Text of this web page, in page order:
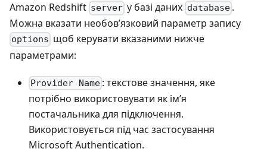
Amazon Redshift server у базі даних database.
Можна вказати необов’язковий параметр запису
options щоб керувати вказаними нижче
параметрами:
Provider Name : текстове значення, яке
потрібно використовувати як ім’я
постачальника для підключення.
Використовується під час застосування
Microsoft Authentication.